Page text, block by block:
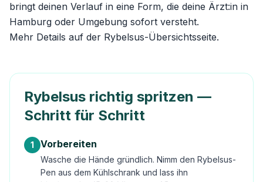
bringt deinen Verlauf in eine Form, die deine Ärzt:in in
Hamburg oder Umgebung sofort versteht.
Mehr Details auf der Rybelsus-Übersichtsseite.
Rybelsus richtig spritzen —
Schritt für Schritt
1 Vorbereiten
Wasche die Hände gründlich. Nimm den Rybelsus-
Pen aus dem Kühlschrank und lass ihn